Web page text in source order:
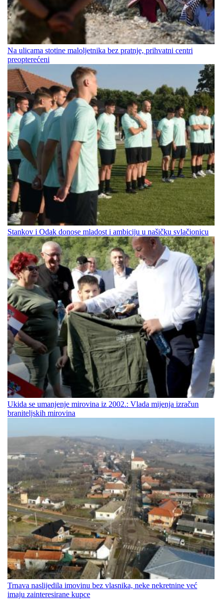
Na ulicama stotine maloljetnika bez pratnje, prihvatni centri
preopterećeni
Stankov i Odak donose mladost i ambiciju u našičku svlačionicu
Ukida se umanjenje mirovina iz 2002.: Vlada mijenja izračun
braniteljskih mirovina
Trnava naslijedila imovinu bez vlasnika, neke nekretnine već
imaju zainteresirane kupce